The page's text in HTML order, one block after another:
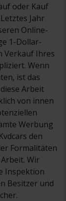
oder Kauf
Jahr
Online-
1-Dollar-
Verkauf Ihres
Wenn
ist das
Arbeit
von innen
Werbung
den
Formalitäten
Wir
Inspektion
Besitzer und